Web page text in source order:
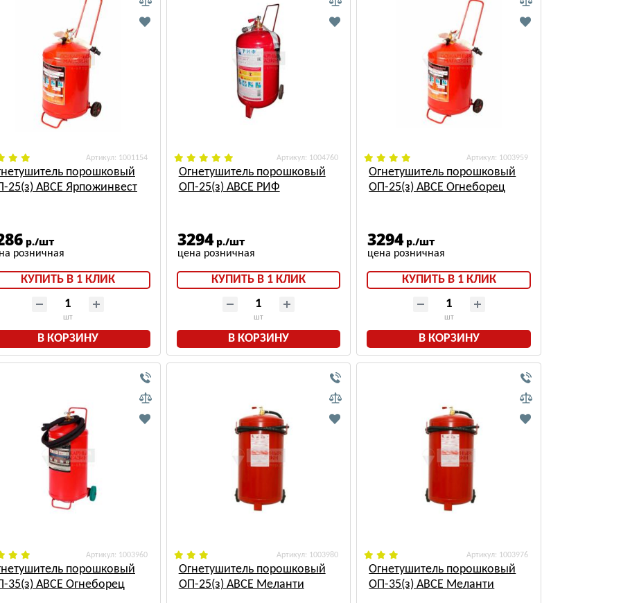
: 1001154
порошковый
25(з) АВСЕ Ярпожинвест
р./шт
КУПИТЬ В 1 КЛИК
шт
В КОРЗИНУ
: 1004760
Огнетушитель порошковый
ОП-25(з) АВСЕ РИФ
3294 р./шт
КУПИТЬ В 1 КЛИК
шт
В КОРЗИНУ
: 1003959
Огнетушитель порошковый
ОП-25(з) АВСЕ Огнеборец
3294 р./шт
КУПИТЬ В 1 КЛИК
шт
В КОРЗИНУ
: 1003960
порошковый
35(з) АВСЕ Огнеборец
: 1003980
Огнетушитель порошковый
ОП-25(з) АВСЕ Меланти
: 1003976
Огнетушитель порошковый
ОП-35(з) АВСЕ Меланти